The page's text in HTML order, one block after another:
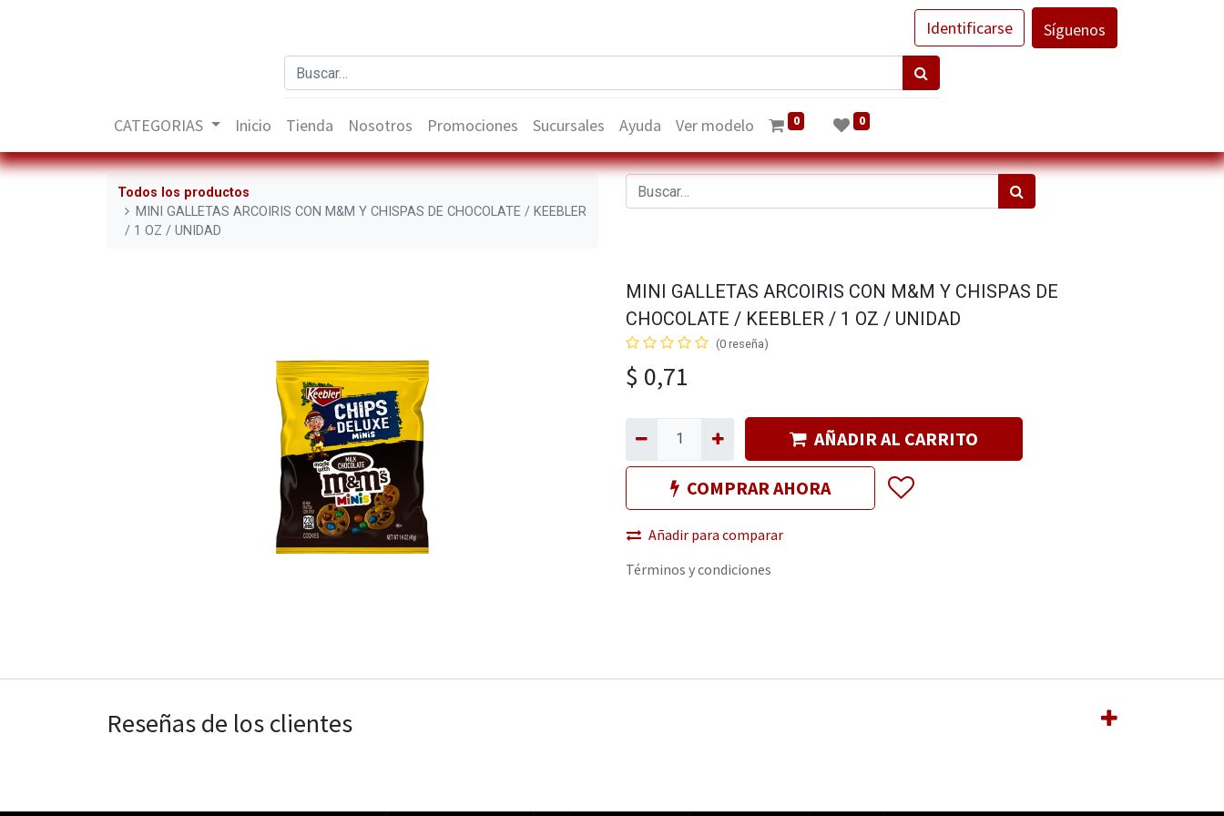
Identificarse Síguenos
CATEGORIAS Inicio Tienda Nosotros Promociones Sucursales Ayuda Ver modelo 0 0
Todos los productos
MINI GALLETAS ARCOIRIS CON M&M Y CHISPAS DE CHOCOLATE / KEEBLER
/ 1 OZ / UNIDAD
MINI GALLETAS ARCOIRIS CON M&M Y CHISPAS DE
CHOCOLATE / KEEBLER / 1 OZ / UNIDAD
(0 reseña)
$ 0,71
AÑADIR AL CARRITO
COMPRAR AHORA
Añadir para comparar
Términos y condiciones
Reseñas de los clientes